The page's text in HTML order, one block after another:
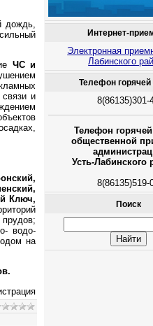
дождь,
ЧС и
и
Ключ,
водо-
на
Интернет-
Электронная
Лабинского
Телефон горячей
8(86135)301-
Телефон
общественной
Усть-Лабинского
8(86135)519-
Поиск